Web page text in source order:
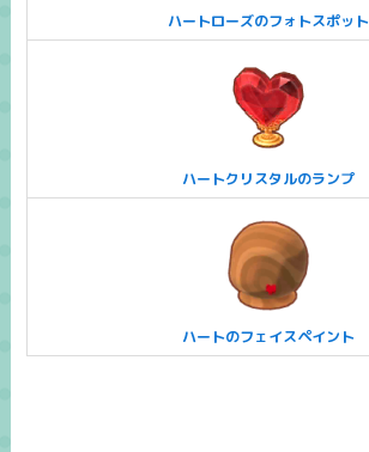
ハートローズのフォトスポット
ハートクリスタルのランプ
ハートのフェイスペイント